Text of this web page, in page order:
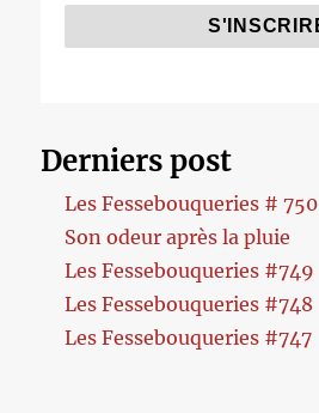
Derniers post
Les Fessebouqueries # 750
Son odeur après la pluie
Les Fessebouqueries #749
Les Fessebouqueries #748
Les Fessebouqueries #747